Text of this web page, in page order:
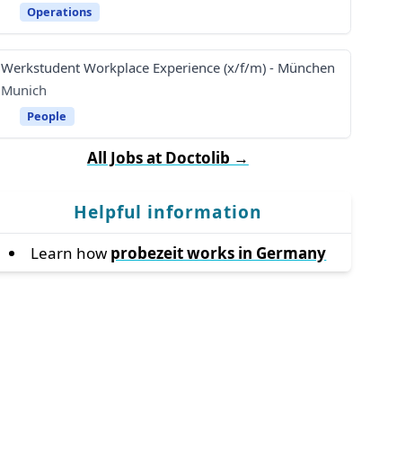
Operations
Werkstudent Workplace Experience (x/f/m) - München
Munich
People
All Jobs at Doctolib →
Helpful information
Learn how probezeit works in Germany